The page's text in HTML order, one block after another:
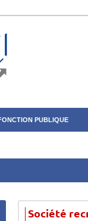
PUBLIQUE
Société